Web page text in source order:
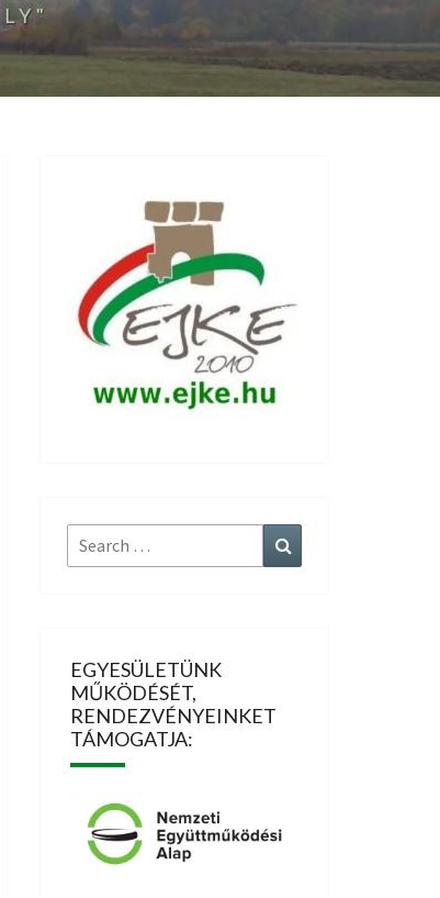
Search
for:
EGYESÜLETÜNK
MŰKÖDÉSÉT,
RENDEZVÉNYEINKET
TÁMOGATJA: